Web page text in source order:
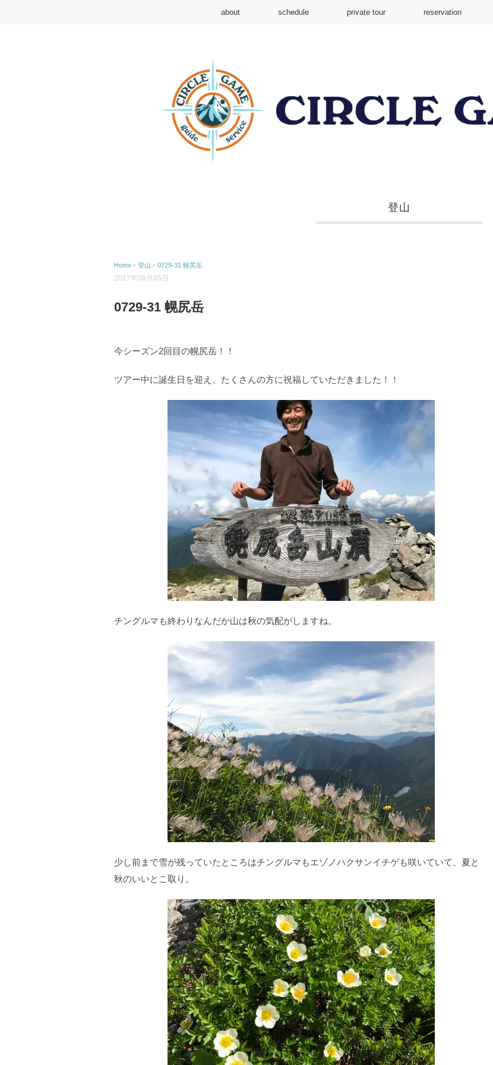
about schedule private tour reservation
登山
Home › 登山 › 0729-31 幌尻岳
2017年08月05日
0729-31 幌尻岳
今シーズン2回目の幌尻岳！！
ツアー中に誕生日を迎え、たくさんの方に祝福していただきました！！
チングルマも終わりなんだか山は秋の気配がしますね。
少し前まで雪が残っていたところはチングルマもエゾノハクサンイチゲも咲いていて、夏と
秋のいいとこ取り。